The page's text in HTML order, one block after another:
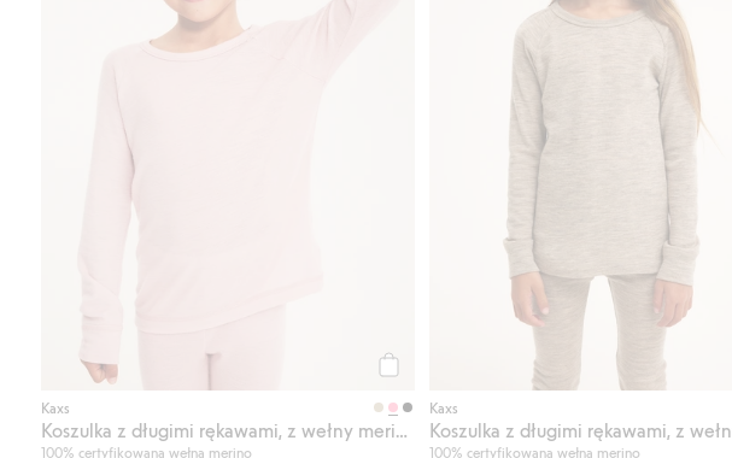
Kaxs
Koszulka z długimi rękawami, z wełny merino, Kaxs
100% certyfikowana wełna merino
Kaxs
100% certyfikowana wełna merino